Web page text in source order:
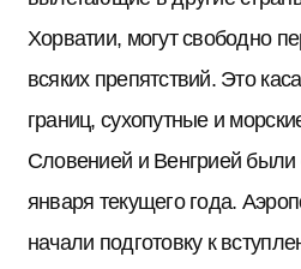
Хорватии, могут свободно
всяких препятствий. Это
границ, сухопутные и
Словенией и Венгрией
января текущего года.
начали подготовку к